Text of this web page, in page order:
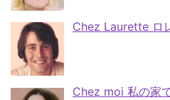
Chez Laurette ロ
Chez moi 私の家